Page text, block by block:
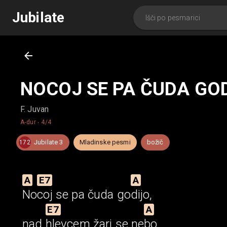
Jubilate
NOCOJ SE PA ČUDA
F. Juvan
A-dur ‧ 4/4
172 Jubilate 3 Mladinske pesmi božič
A
No
E7
coj se pa čuda go
A
dijo,
nad
E7
hlevcem žari se ne
A
bo